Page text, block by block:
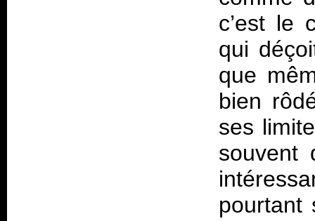
c’est le
qui
que
bien
ses
souvent
pourtant